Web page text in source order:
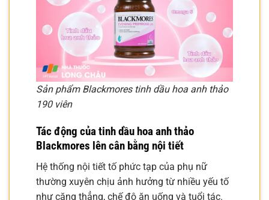
Sản phẩm Blackmores tinh dầu hoa anh thảo
190 viên
Tác động của tinh dầu hoa anh thảo
Blackmores lên cân bằng nội tiết
Hệ thống nội tiết tố phức tạp của phụ nữ
thường xuyên chịu ảnh hưởng từ nhiều yếu tố
như căng thẳng, chế độ ăn uống và tuổi tác.